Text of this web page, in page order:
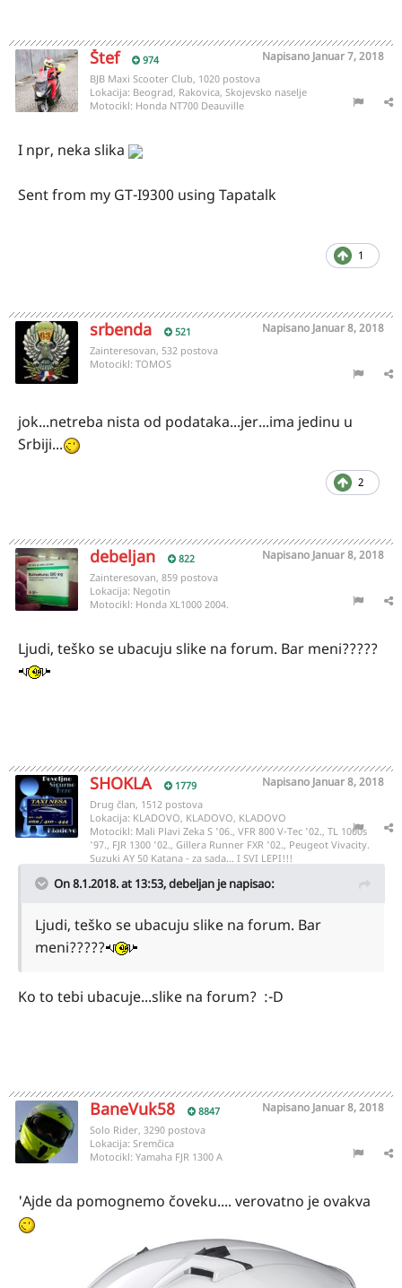
Štef 974 Napisano Januar 7, 2018
BJB Maxi Scooter Club, 1020 postova
Lokacija: Beograd, Rakovica, Skojevsko naselje
Motocikl: Honda NT700 Deauville
I npr, neka slika
Sent from my GT-I9300 using Tapatalk
1
srbenda 521 Napisano Januar 8, 2018
Zainteresovan, 532 postova
Motocikl: TOMOS
jok...netreba nista od podataka...jer...ima jedinu u
Srbiji...
2
debeljan 822 Napisano Januar 8, 2018
Zainteresovan, 859 postova
Lokacija: Negotin
Motocikl: Honda XL1000 2004.
Ljudi, teško se ubacuju slike na forum. Bar meni?????
SHOKLA 1779 Napisano Januar 8, 2018
Drug član, 1512 postova
Lokacija: KLADOVO, KLADOVO, KLADOVO
Motocikl: Mali Plavi Zeka S '06., VFR 800 V-Tec '02., TL 1000s
'97., FJR 1300 '02., Gillera Runner FXR '02., Peugeot Vivacity.
Suzuki AY 50 Katana - za sada... I SVI LEPI!!!
On 8.1.2018. at 13:53,debeljan je napisao:
Ljudi, teško se ubacuju slike na forum. Bar
meni?????
Ko to tebi ubacuje...slike na forum? :-D
BaneVuk58 8847 Napisano Januar 8, 2018
Solo Rider, 3290 postova
Lokacija: Sremčica
Motocikl: Yamaha FJR 1300 A
'Ajde da pomognemo čoveku.... verovatno je ovakva